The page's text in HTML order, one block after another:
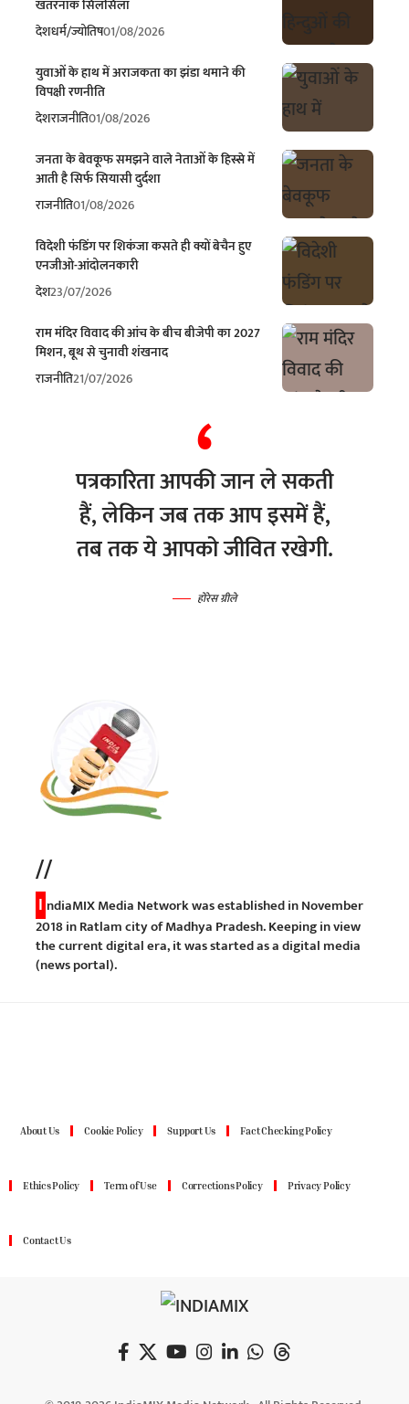
खतरनाक सिलसिला
देशधर्म/ज्योतिष01/08/2026
युवाओं के हाथ में अराजकता का झंडा थमाने की
विपक्षी रणनीति
देशराजनीति01/08/2026
जनता के बेवकूफ समझने वाले नेताओं के हिस्से में
आती है सिर्फ सियासी दुर्दशा
राजनीति01/08/2026
विदेशी फंडिंग पर शिकंजा कसते ही क्यों बेचैन हुए
एनजीओ-आंदोलनकारी
देश23/07/2026
राम मंदिर विवाद की आंच के बीच बीजेपी का 2027
मिशन, बूथ से चुनावी शंखनाद
राजनीति21/07/2026
पत्रकारिता आपकी जान ले सकती
हैं, लेकिन जब तक आप इसमें हैं,
तब तक ये आपको जीवित रखेगी.
होरेस ग्रीले
//
I ndiaMIX Media Network was established in November
2018 in Ratlam city of Madhya Pradesh. Keeping in view
the current digital era, it was started as a digital media
(news portal).
About Us Cookie Policy Support Us Fact Checking Policy
Ethics Policy Term of Use Corrections Policy Privacy Policy
Contact Us